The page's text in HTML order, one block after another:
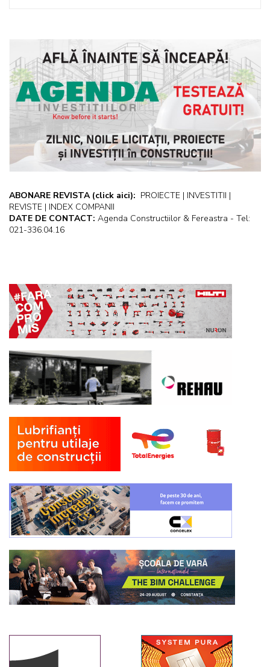
ABONARE REVISTA (click aici): PROIECTE | INVESTITII |
REVISTE | INDEX COMPANII
DATE DE CONTACT: Agenda Constructiilor & Fereastra - Tel:
021-336.04.16